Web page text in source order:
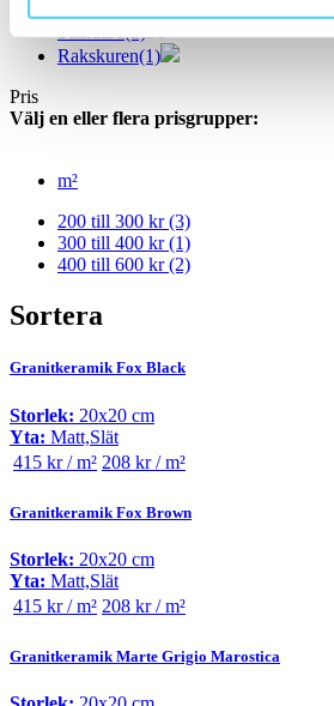
Rakskuren(1)
Pris
Välj en eller flera prisgrupper:
m²
200 till 300 kr(3)
300 till 400 kr(1)
400 till 600 kr(2)
Sortera
Granitkeramik Fox Black
Storlek: 20x20 cm
Yta: Matt,Slät
415 kr / m² 208 kr / m²
Granitkeramik Fox Brown
Storlek: 20x20 cm
Yta: Matt,Slät
415 kr / m² 208 kr / m²
Granitkeramik Marte Grigio Marostica